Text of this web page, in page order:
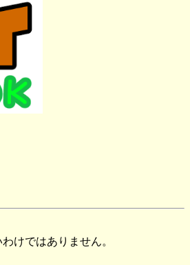
けではありません。